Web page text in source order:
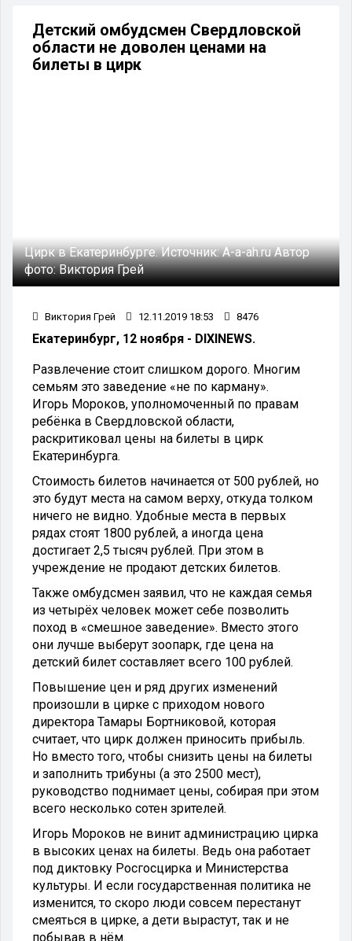
Детский омбудсмен Свердловской
области не доволен ценами на
билеты в цирк
Цирк в Екатеринбурге.Источник:A-a-ah.ruАвтор
фото:Виктория Грей
Виктория Грей 12.11.2019 18:53 8476
Екатеринбург, 12 ноября - DIXINEWS.
Развлечение стоит слишком дорого. Многим
семьям это заведение «не по карману».
Игорь Мороков, уполномоченный по правам
ребёнка в Свердловской области,
раскритиковал цены на билеты в цирк
Екатеринбурга.
Стоимость билетов начинается от 500 рублей, но
это будут места на самом верху, откуда толком
ничего не видно. Удобные места в первых
рядах стоят 1800 рублей, а иногда цена
достигает 2,5 тысяч рублей. При этом в
учреждение не продают детских билетов.
Также омбудсмен заявил, что не каждая семья
из четырёх человек может себе позволить
поход в «смешное заведение». Вместо этого
они лучше выберут зоопарк, где цена на
детский билет составляет всего 100 рублей.
Повышение цен и ряд других изменений
произошли в цирке с приходом нового
директора Тамары Бортниковой, которая
считает, что цирк должен приносить прибыль.
Но вместо того, чтобы снизить цены на билеты
и заполнить трибуны (а это 2500 мест),
руководство поднимает цены, собирая при этом
всего несколько сотен зрителей.
Игорь Мороков не винит администрацию цирка
в высоких ценах на билеты. Ведь она работает
под диктовку Росгосцирка и Министерства
культуры. И если государственная политика не
изменится, то скоро люди совсем перестанут
смеяться в цирке, а дети вырастут, так и не
побывав в нём.